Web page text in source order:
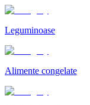
Leguminoase
Alimente congelate